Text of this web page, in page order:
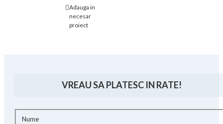
Adauga in
necesar
proiect
VREAU SA PLATESC IN RATE!
Nume